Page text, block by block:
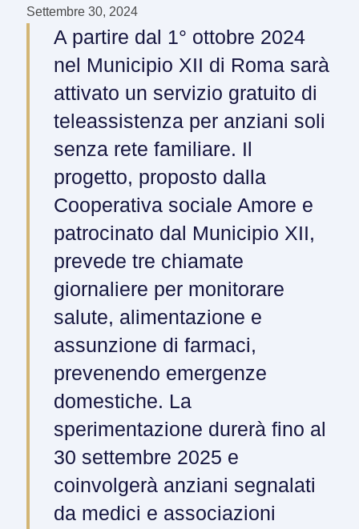
Settembre 30, 2024
A partire dal 1° ottobre 2024
nel Municipio XII di Roma sarà
attivato un servizio gratuito di
teleassistenza per anziani soli
senza rete familiare. Il
progetto, proposto dalla
Cooperativa sociale Amore e
patrocinato dal Municipio XII,
prevede tre chiamate
giornaliere per monitorare
salute, alimentazione e
assunzione di farmaci,
prevenendo emergenze
domestiche. La
sperimentazione durerà fino al
30 settembre 2025 e
coinvolgerà anziani segnalati
da medici e associazioni